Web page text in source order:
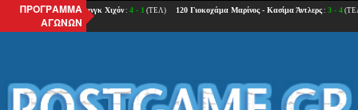
ΠΡΟΓΡΑΜΜΑ
ΑΓΩΝΩΝ